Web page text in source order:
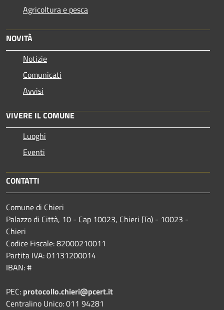
Agricoltura e pesca
NOVITÀ
Notizie
Comunicati
Avvisi
VIVERE IL COMUNE
Luoghi
Eventi
CONTATTI
Comune di Chieri
Palazzo di Città, 10 - Cap 10023, Chieri (To) - 10023 -
Chieri
Codice Fiscale: 82000210011
Partita IVA: 01131200014
IBAN: #
PEC: protocollo.chieri@pcert.it
Centralino Unico: 011 94281